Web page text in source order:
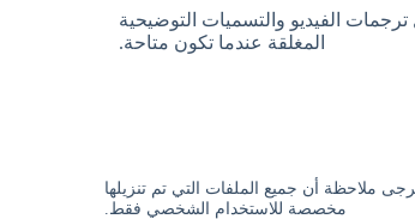
ترجمات الفيديو والتسميات التوضيحية
المغلقة عندما تكون متاحة.
ملاحظة أن جميع الملفات التي تم تنزيلها
مخصصة للاستخدام الشخصي فقط.